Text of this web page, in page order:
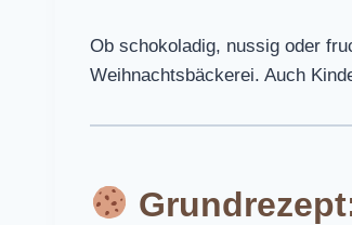
Ob schokoladig, nussig oder
Weihnachtsbäckerei. Auch